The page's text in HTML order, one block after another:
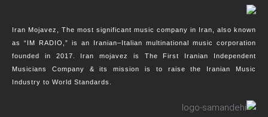
Iran Mojavez, The most significant music company in Iran, also known
as “IM RADIO,” is an Iranian–Italian multinational music corporation
founded in 2017. Iran mojavez is The First Iranian Independent
Musicians Company & its mission is to raise the Iranian Music
Industry to World Standards.